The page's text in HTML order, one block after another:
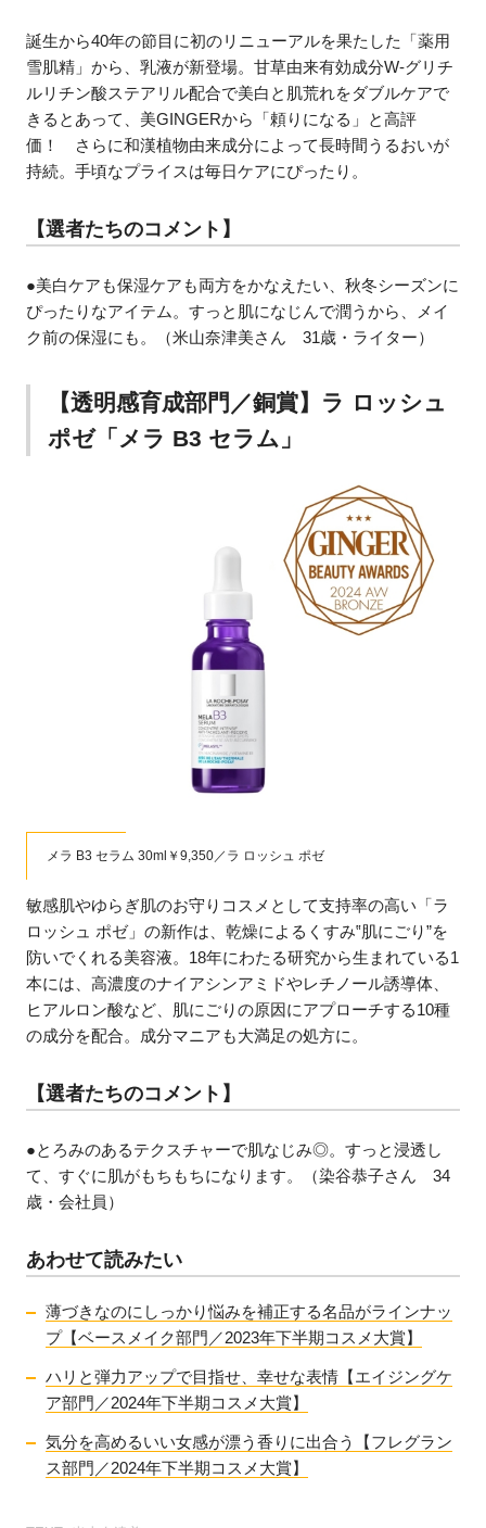
誕生から40年の節目に初のリニューアルを果たした「薬用
雪肌精」から、乳液が新登場。甘草由来有効成分W-グリチ
ルリチン酸ステアリル配合で美白と肌荒れをダブルケアで
きるとあって、美GINGERから「頼りになる」と高評
価！ さらに和漢植物由来成分によって長時間うるおいが
持続。手頃なプライスは毎日ケアにぴったり。
【選者たちのコメント】
●美白ケアも保湿ケアも両方をかなえたい、秋冬シーズンに
ぴったりなアイテム。すっと肌になじんで潤うから、メイ
ク前の保湿にも。（米山奈津美さん 31歳・ライター）
【透明感育成部門／銅賞】ラ ロッシュ
ポゼ「メラ B3 セラム」
メラ B3 セラム 30ml￥9,350／ラ ロッシュ ポゼ
敏感肌やゆらぎ肌のお守りコスメとして支持率の高い「ラ
ロッシュ ポゼ」の新作は、乾燥によるくすみ‟肌にごり”を
防いでくれる美容液。18年にわたる研究から生まれている1
本には、高濃度のナイアシンアミドやレチノール誘導体、
ヒアルロン酸など、肌にごりの原因にアプローチする10種
の成分を配合。成分マニアも大満足の処方に。
【選者たちのコメント】
●とろみのあるテクスチャーで肌なじみ◎。すっと浸透し
て、すぐに肌がもちもちになります。（染谷恭子さん 34
歳・会社員）
あわせて読みたい
薄づきなのにしっかり悩みを補正する名品がラインナッ
プ【ベースメイク部門／2023年下半期コスメ大賞】
ハリと弾力アップで目指せ、幸せな表情【エイジングケ
ア部門／2024年下半期コスメ大賞】
気分を高めるいい女感が漂う香りに出合う【フレグラン
ス部門／2024年下半期コスメ大賞】